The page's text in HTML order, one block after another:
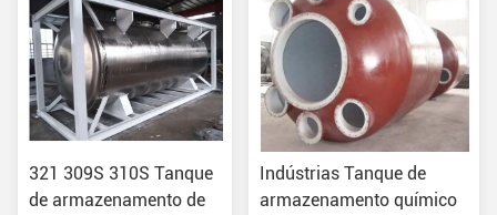
321 309S 310S Tanque
de armazenamento de
Indústrias Tanque de
armazenamento químico